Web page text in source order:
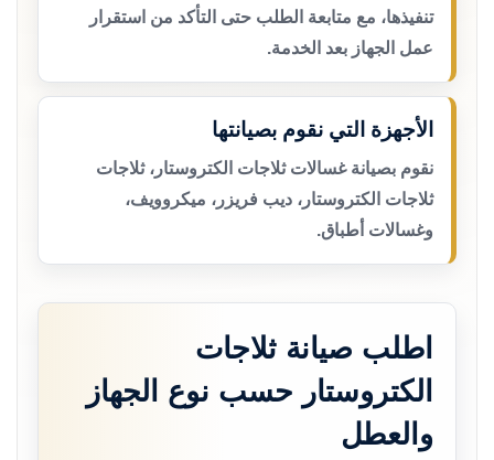
تنفيذها، مع متابعة الطلب حتى التأكد من استقرار
عمل الجهاز بعد الخدمة.
الأجهزة التي نقوم بصيانتها
نقوم بصيانة غسالات ثلاجات الكتروستار، ثلاجات
ثلاجات الكتروستار، ديب فريزر، ميكروويف،
وغسالات أطباق.
اطلب صيانة ثلاجات
الكتروستار حسب نوع الجهاز
والعطل